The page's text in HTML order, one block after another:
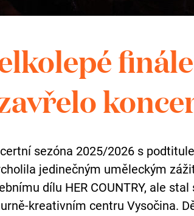
Jadrný
– violoncello
příjemné nedělní odpoledne
klasické hudby i krásného
zámecké prelatury.
sezóna 2025/2026 s
jedinečným uměleckým
dílu HER COUNTRY, ale
kreativním centru Vysočina.